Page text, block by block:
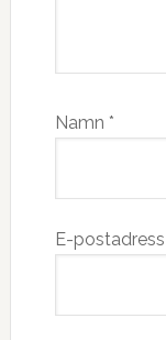
Namn *
E-postadress